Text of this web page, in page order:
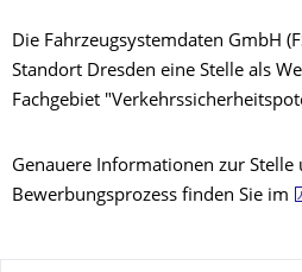
Die Fahrzeugsystemdaten GmbH
Standort Dresden eine Stelle als
Fachgebiet
Genauere Informationen zur Stelle
Bewerbungsprozess finden Sie im